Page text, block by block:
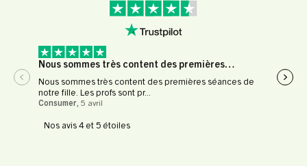
Nous sommes très content des premières…
Nous sommes très content des premières séances de
notre fille. Les profs sont pr...
Consumer, 5 avril
Nos avis 4 et 5 étoiles